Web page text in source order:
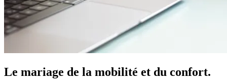
Le mariage de la mobilité et du confort.